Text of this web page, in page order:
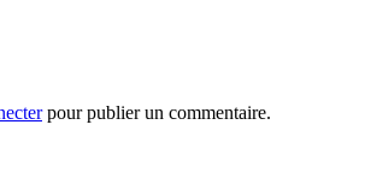
pour publier un commentaire.